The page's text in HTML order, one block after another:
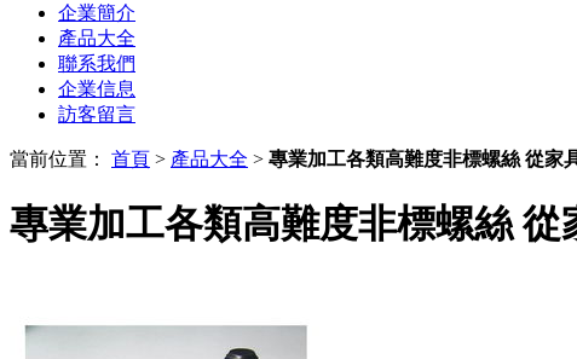
企業簡介
產品大全
聯系我們
企業信息
訪客留言
當前位置： 首頁 > 產品大全 > 專業加工各類高難度非標螺絲 從家
專業加工各類高難度非標螺絲